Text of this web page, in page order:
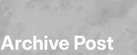
Archive Post